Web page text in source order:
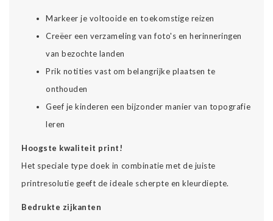
Markeer je voltooide en toekomstige reizen
Creëer een verzameling van foto's en herinneringen
van bezochte landen
Prik notities vast om belangrijke plaatsen te
onthouden
Geef je kinderen een bijzonder manier van topografie
leren
Hoogste kwaliteit print!
Het speciale type doek in combinatie met de juiste
printresolutie geeft de ideale scherpte en kleurdiepte.
Bedrukte zijkanten